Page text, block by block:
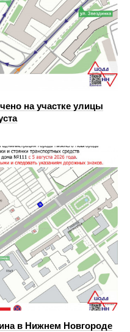
на участке улицы
в Нижнем Новгороде